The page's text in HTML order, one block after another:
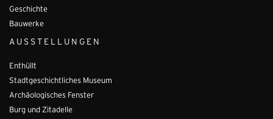
Geschichte
Bauwerke
AUSSTELLUNGEN
Enthüllt
Stadtgeschichtliches Museum
Archäologisches Fenster
Burg und Zitadelle